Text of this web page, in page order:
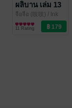
ผลิบาน เล่ม 13
จือจือ (吱吱) / Ink
Stone
นิยายรักจีนโบราณ
11 Rating